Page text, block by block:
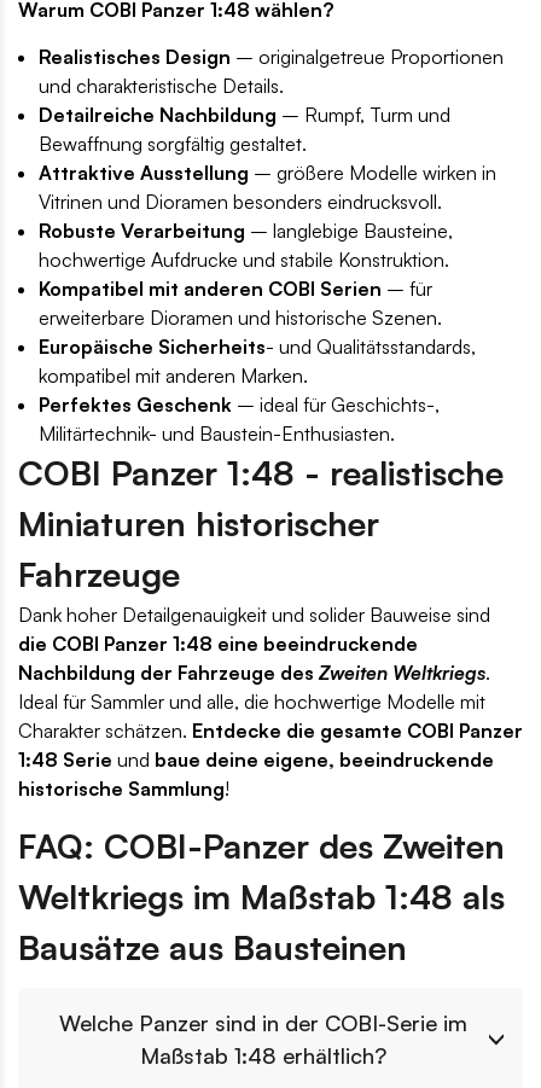
Warum COBI Panzer 1:48 wählen?
Realistisches Design – originalgetreue Proportionen
und charakteristische Details.
Detailreiche Nachbildung – Rumpf, Turm und
Bewaffnung sorgfältig gestaltet.
Attraktive Ausstellung – größere Modelle wirken in
Vitrinen und Dioramen besonders eindrucksvoll.
Robuste Verarbeitung – langlebige Bausteine,
hochwertige Aufdrucke und stabile Konstruktion.
Kompatibel mit anderen COBI Serien – für
erweiterbare Dioramen und historische Szenen.
Europäische Sicherheits- und Qualitätsstandards,
kompatibel mit anderen Marken.
Perfektes Geschenk – ideal für Geschichts-,
Militärtechnik- und Baustein-Enthusiasten.
COBI Panzer 1:48 - realistische
Miniaturen historischer
Fahrzeuge
Dank hoher Detailgenauigkeit und solider Bauweise sind
die COBI Panzer 1:48 eine beeindruckende
Nachbildung der Fahrzeuge des Zweiten Weltkriegs.
Ideal für Sammler und alle, die hochwertige Modelle mit
Charakter schätzen. Entdecke die gesamte COBI Panzer
1:48 Serie und baue deine eigene, beeindruckende
historische Sammlung!
FAQ: COBI-Panzer des Zweiten
Weltkriegs im Maßstab 1:48 als
Bausätze aus Bausteinen
Welche Panzer sind in der COBI-Serie im
Maßstab 1:48 erhältlich?